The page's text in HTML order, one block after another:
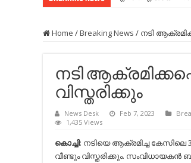
Home /Breaking News / നടി
നടി
വിസ്തരിക്കും
News Desk Feb 7, 2023
1,435 Views
കൊച്ചി: നടിയെ ആക്രമിച്ച
വീണ്ടും വിസ്തരിക്കും.